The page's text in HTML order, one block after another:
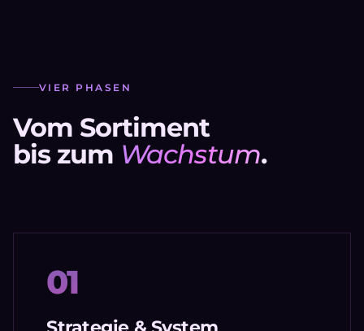
VIER PHASEN
Vom Sortiment
bis zum Wachstum.
01